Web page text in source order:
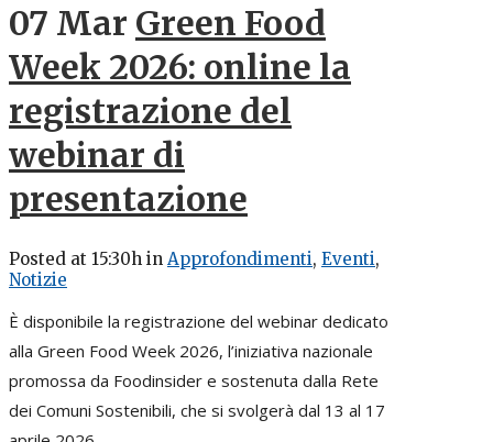
07 Mar Green Food
Week 2026: online la
registrazione del
webinar di
presentazione
Posted at 15:30h in Approfondimenti, Eventi,
Notizie
È disponibile la registrazione del webinar dedicato
alla Green Food Week 2026, l’iniziativa nazionale
promossa da Foodinsider e sostenuta dalla Rete
dei Comuni Sostenibili, che si svolgerà dal 13 al 17